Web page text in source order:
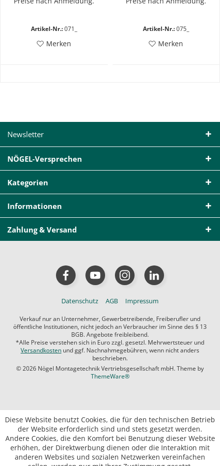
Artikel-Nr.:071_
Merken
Artikel-Nr.:075_
Merken
Newsletter
NÖGEL-Versprechen
Kategorien
Informationen
Zahlung & Versand
Datenschutz AGB Impressum
Verkauf nur an Unternehmer, Gewerbetreibende, Freiberufler und
öffentliche Institutionen, nicht jedoch an Verbraucher im Sinne des § 13
BGB. Angebote freibleibend.
*Alle Preise verstehen sich in Euro zzgl. gesetzl. Mehrwertsteuer und
Versandkosten und ggf. Nachnahmegebühren, wenn nicht anders
beschrieben.
© 2026 Nögel Montagetechnik Vertriebsgesellschaft mbH. Theme by
ThemeWare®
Diese Website benutzt Cookies, die für den technischen Betrieb
der Website erforderlich sind und stets gesetzt werden.
Andere Cookies, die den Komfort bei Benutzung dieser Website
erhöhen, der Direktwerbung dienen oder die Interaktion mit
anderen Websites und sozialen Netzwerken vereinfachen